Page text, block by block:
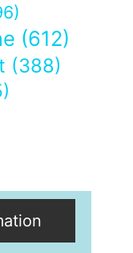
(612)
(388)